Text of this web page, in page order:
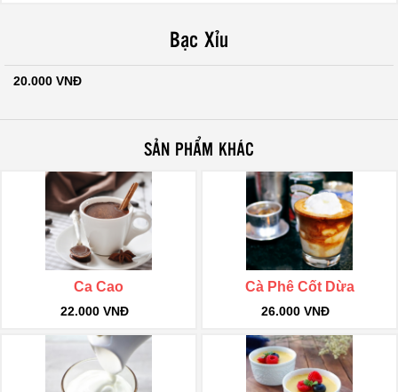
Bạc Xỉu
20.000 VNĐ
SẢN PHẨM KHÁC
Ca Cao
22.000 VNĐ
Cà Phê Cốt Dừa
26.000 VNĐ